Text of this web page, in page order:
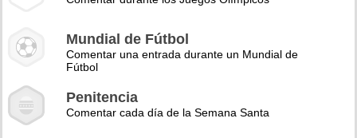
Mundial de Fútbol
Comentar una entrada durante un Mundial de
Fútbol
Penitencia
Comentar cada día de la Semana Santa